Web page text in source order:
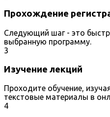
Прохождение
Следующий шаг - это
выбранную программу.
3
Изучение лекций
Проходите обучение,
текстовые материалы в
4